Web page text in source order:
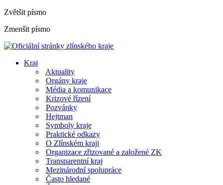
Zvětšit písmo
Zmenšit písmo
Kraj
Aktuality
Orgány kraje
Média a komunikace
Krizové řízení
Pozvánky
Hejtman
Symboly kraje
Praktické odkazy
O Zlínském kraji
Organizace zřizované a založené ZK
Transparentní kraj
Mezinárodní spolupráce
Často hledané